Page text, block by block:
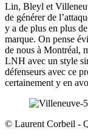
Lin, Bleyl et
de générer de
y a de plus en plus
marque. On pense
de nous à Montréal,
LNH avec un style
défenseurs avec ce
certainement y en
© Laurent Corbeil -